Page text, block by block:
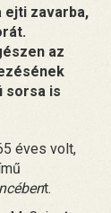
ejti zavarba,
az
sorsa is
éves volt,
t.